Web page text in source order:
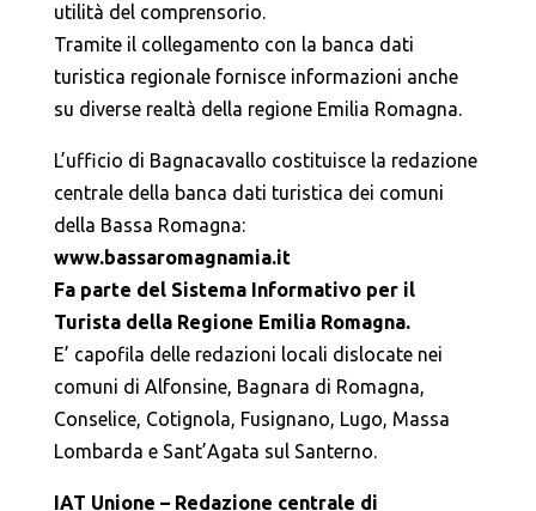
utilità del comprensorio.
Tramite il collegamento con la banca dati
turistica regionale fornisce informazioni anche
su diverse realtà della regione Emilia Romagna.
L’ufficio di Bagnacavallo costituisce la redazione
centrale della banca dati turistica dei comuni
della Bassa Romagna:
www.bassaromagnamia.it
Fa parte del Sistema Informativo per il
Turista della Regione Emilia Romagna.
E’ capofila delle redazioni locali dislocate nei
comuni di Alfonsine, Bagnara di Romagna,
Conselice, Cotignola, Fusignano, Lugo, Massa
Lombarda e Sant’Agata sul Santerno.
IAT Unione – Redazione centrale di